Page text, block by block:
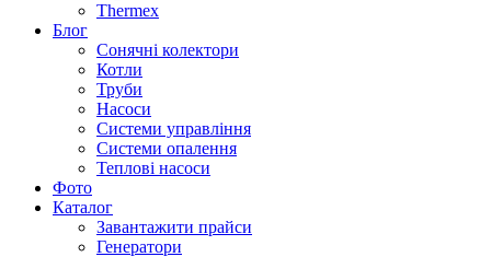
Thermex
Блог
Сонячні колектори
Котли
Труби
Насоси
Системи управління
Системи опалення
Теплові насоси
Фото
Каталог
Завантажити прайси
Генератори